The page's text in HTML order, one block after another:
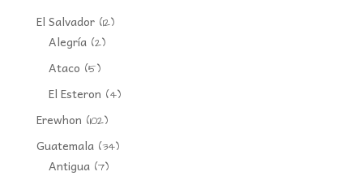
El Salvador(12)
Alegría(2)
Ataco (5)
El Esteron (4)
Erewhon (102)
Guatemala(34)
Antigua(7)